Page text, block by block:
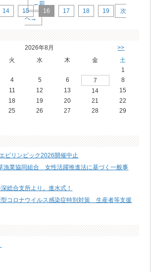
←前
14 15 16 17 18 19
次
へ→
2026年8月 >>
火 水 木 金
土
1
4 5 6 7
8
11 12 13 14
15
18 19 20 21
22
25 26 27 28
29
ビリンピック2026開催中止
業協同組合 女性活躍推進法に基づく一般事
総合支所より。進水式！
コロナウイルス感染症特別対策 生産者等支援